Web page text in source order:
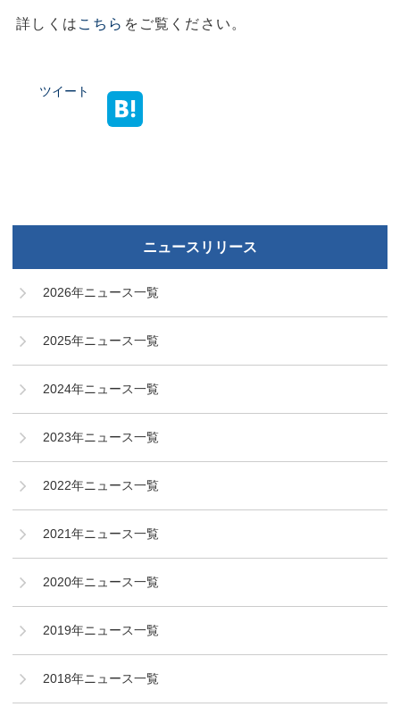
お問い合わせ
詳しくは こちら をご覧ください。
ツイート
ニュースリリース
2026年ニュース一覧
2025年ニュース一覧
2024年ニュース一覧
2023年ニュース一覧
2022年ニュース一覧
2021年ニュース一覧
2020年ニュース一覧
2019年ニュース一覧
2018年ニュース一覧